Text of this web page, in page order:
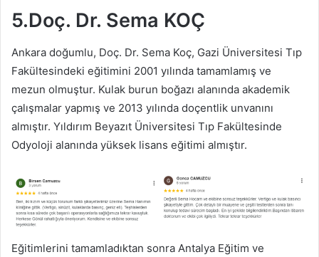
5.Doç. Dr. Sema KOÇ
Ankara doğumlu, Doç. Dr. Sema Koç, Gazi Üniversitesi Tıp
Fakültesindeki eğitimini 2001 yılında tamamlamış ve
mezun olmuştur. Kulak burun boğazı alanında akademik
çalışmalar yapmış ve 2013 yılında doçentlik unvanını
almıştır. Yıldırım Beyazıt Üniversitesi Tıp Fakültesinde
Odyoloji alanında yüksek lisans eğitimi almıştır.
Eğitimlerini tamamladıktan sonra Antalya Eğitim ve